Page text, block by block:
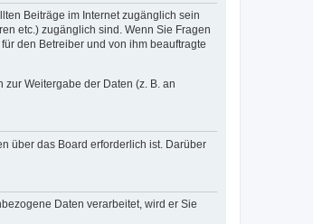
Beiträge im Internet zugänglich sein
etc.) zugänglich sind. Wenn Sie Fragen
den Betreiber und von ihm beauftragte
Weitergabe der Daten (z. B. an
über das Board erforderlich ist. Darüber
Daten verarbeitet, wird er Sie